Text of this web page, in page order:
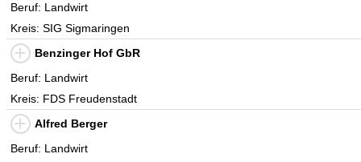
Beruf: Landwirt
Kreis: SIG Sigmaringen
Benzinger Hof GbR
Beruf: Landwirt
Kreis: FDS Freudenstadt
Alfred Berger
Beruf: Landwirt